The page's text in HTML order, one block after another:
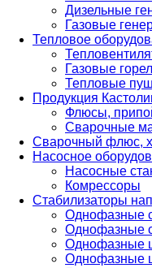
Дизельные
Газовые
Тепловое
Газовые
Тепловые
Продукция
Флюсы,
Сварочные
Сварочный флюс,
Насосное
Насосные
Комрессоры
Стабилизаторы
Однофазные
Однофазные
Однофазные
Однофазные